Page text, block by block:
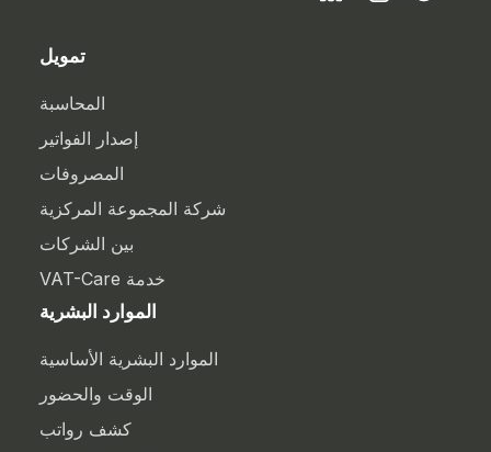
تمويل
المحاسبة
إصدار الفواتير
المصروفات
شركة المجموعة المركزية
بين الشركات
خدمة VAT-Care
الموارد البشرية
الموارد البشرية الأساسية
الوقت والحضور
كشف رواتب